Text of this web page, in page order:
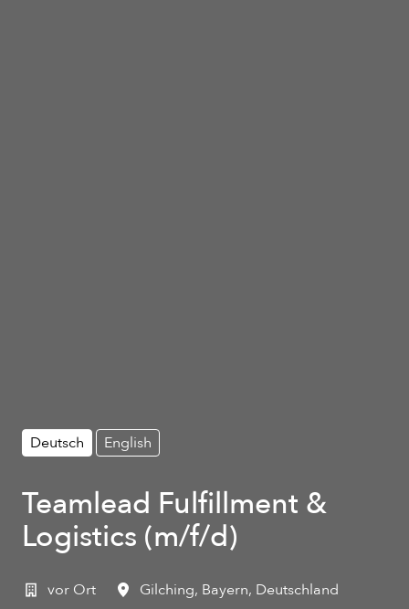
Deutsch English
Teamlead Fulfillment &
Logistics (m/f/d)
vor Ort Gilching, Bayern, Deutschland